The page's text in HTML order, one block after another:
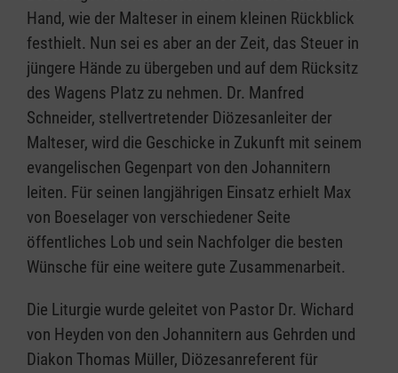
Hand, wie der Malteser in einem kleinen Rückblick
festhielt. Nun sei es aber an der Zeit, das Steuer in
jüngere Hände zu übergeben und auf dem Rücksitz
des Wagens Platz zu nehmen. Dr. Manfred
Schneider, stellvertretender Diözesanleiter der
Malteser, wird die Geschicke in Zukunft mit seinem
evangelischen Gegenpart von den Johannitern
leiten. Für seinen langjährigen Einsatz erhielt Max
von Boeselager von verschiedener Seite
öffentliches Lob und sein Nachfolger die besten
Wünsche für eine weitere gute Zusammenarbeit.
Die Liturgie wurde geleitet von Pastor Dr. Wichard
von Heyden von den Johannitern aus Gehrden und
Diakon Thomas Müller, Diözesanreferent für